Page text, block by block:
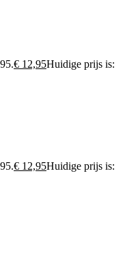
€ 12,95Huidige prijs is:
€ 12,95Huidige prijs is: